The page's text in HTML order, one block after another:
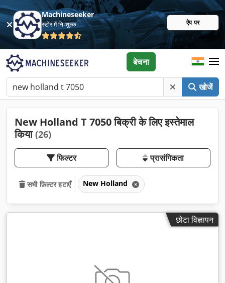
Machineseeker
स्टोर में निःशुल्क ऐप पर
खोजें
बेचना
New Holland T 7050 बिक्री के लिए इस्तेमाल
किया(26)
फिल्टर प्रासंगिकता
सभी फ़िल्टर हटाएँ New Holland
छोटा विज्ञापन